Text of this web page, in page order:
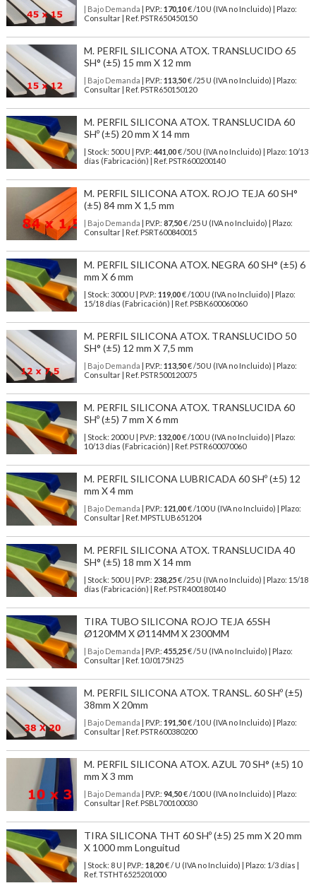
| Bajo Demanda | P.V.P.: 170,10€ /10 U (IVA no Incluido) | Plazo:
Consultar | Ref. PSTR650450150
M. PERFIL SILICONA ATOX. TRANSLUCIDO 65
SH° (±5) 15 mm X 12 mm
| Bajo Demanda | P.V.P.: 113,50€ /25 U (IVA no Incluido) | Plazo:
Consultar | Ref. PSTR650150120
M. PERFIL SILICONA ATOX. TRANSLUCIDA 60
SHº (±5) 20 mm X 14 mm
| Stock: 500 U | P.V.P.: 441,00€/50 U (IVA no Incluido)
| Plazo: 10/13
días (Fabricación) | Ref. PSTR600200140
M. PERFIL SILICONA ATOX. ROJO TEJA 60 SH°
(±5) 84 mm X 1,5 mm
| Bajo Demanda | P.V.P.: 87,50€ /25 U (IVA no Incluido) | Plazo:
Consultar | Ref. PSRT600840015
M. PERFIL SILICONA ATOX. NEGRA 60 SH° (±5) 6
mm X 6 mm
| Stock: 3000 U | P.V.P.: 119,00€/100 U (IVA no Incluido)
| Plazo:
15/18 días (Fabricación) | Ref. PSBK600060060
M. PERFIL SILICONA ATOX. TRANSLUCIDO 50
SH° (±5) 12 mm X 7,5 mm
| Bajo Demanda | P.V.P.: 113,50€ /50 U (IVA no Incluido) | Plazo:
Consultar | Ref. PSTR500120075
M. PERFIL SILICONA ATOX. TRANSLUCIDA 60
SHº (±5) 7 mm X 6 mm
| Stock: 2000 U | P.V.P.: 132,00€/100 U (IVA no Incluido)
| Plazo:
10/13 días (Fabricación) | Ref. PSTR600070060
M. PERFIL SILICONA LUBRICADA 60 SHº (±5) 12
mm X 4 mm
| Bajo Demanda | P.V.P.: 121,00€ /100 U (IVA no Incluido) | Plazo:
Consultar | Ref. MPSTLUB651204
M. PERFIL SILICONA ATOX. TRANSLUCIDA 40
SH° (±5) 18 mm X 14 mm
| Stock: 500 U | P.V.P.: 238,25€/25 U (IVA no Incluido)
| Plazo: 15/18
días (Fabricación) | Ref. PSTR400180140
TIRA TUBO SILICONA ROJO TEJA 65SH
Ø120MM X Ø114MM X 2300MM
| Bajo Demanda | P.V.P.: 455,25€ /5 U (IVA no Incluido) | Plazo:
Consultar | Ref. 10J0175N25
M. PERFIL SILICONA ATOX. TRANSL. 60 SHº (±5)
38mm X 20mm
| Bajo Demanda | P.V.P.: 191,50€ /10 U (IVA no Incluido) | Plazo:
Consultar | Ref. PSTR600380200
M. PERFIL SILICONA ATOX. AZUL 70 SH° (±5) 10
mm X 3 mm
| Bajo Demanda | P.V.P.: 94,50€ /100 U (IVA no Incluido) | Plazo:
Consultar | Ref. PSBL700100030
TIRA SILICONA THT 60 SHº (±5) 25 mm X 20 mm
X 1000 mm Longuitud
| Stock: 8 U | P.V.P.: 18,20€/ U (IVA no Incluido)
| Plazo: 1/3 días |
Ref. TSTHT6525201000